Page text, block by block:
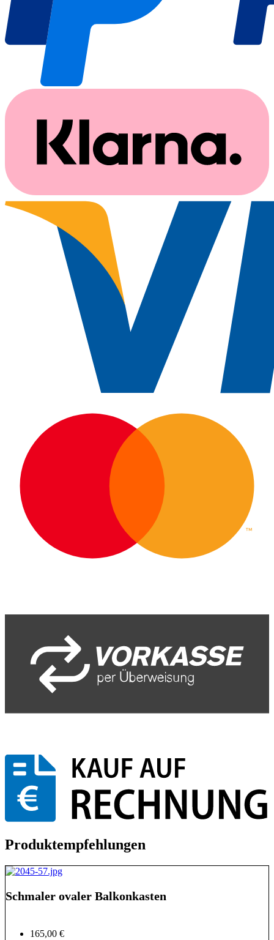
Produktempfehlungen
Schmaler ovaler Balkonkasten
165,00 €